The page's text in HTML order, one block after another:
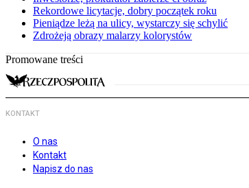
Rekordowe licytacje, dobry początek roku
Pieniądze leżą na ulicy, wystarczy się schylić
Zdrożeją obrazy malarzy kolorystów
Promowane treści
KONTAKT
O nas
Kontakt
Napisz do nas